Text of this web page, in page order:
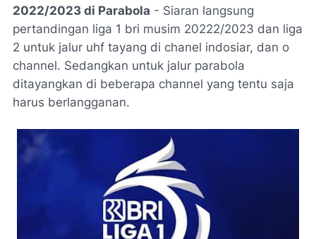
2022/2023 di Parabola - Siaran langsung
pertandingan liga 1 bri musim 20222/2023 dan liga
2 untuk jalur uhf tayang di chanel indosiar, dan o
channel. Sedangkan untuk jalur parabola
ditayangkan di beberapa channel yang tentu saja
harus berlangganan.